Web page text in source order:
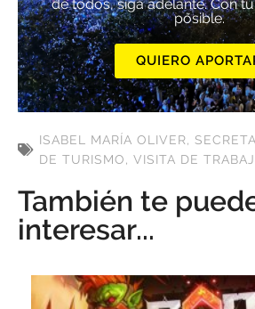
de todos, siga adelante. Con
posible.
QUIERO
ISABEL MARÍA OLIVER,
DE TURISMO, VISITA DE
También te
interesar...